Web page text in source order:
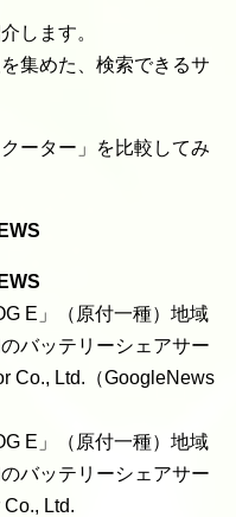
します。
集めた、検索できるサ
ーター」を比較してみ
E」（原付一種）地域
バッテリーシェアサー
Co., Ltd.（GoogleNews
E」（原付一種）地域
バッテリーシェアサー
Ltd.